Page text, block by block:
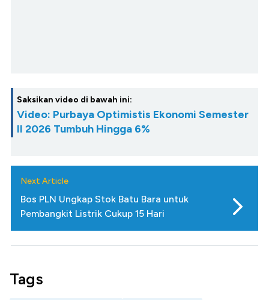
Saksikan video di bawah ini:
Video: Purbaya Optimistis Ekonomi Semester
II 2026 Tumbuh Hingga 6%
Next Article
Bos PLN Ungkap Stok Batu Bara untuk
Pembangkit Listrik Cukup 15 Hari
Tags